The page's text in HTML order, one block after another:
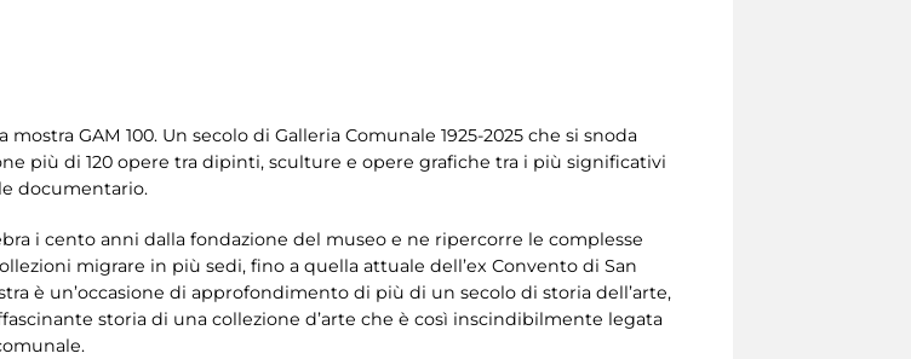
GAM 100. Un secolo di Galleria Comunale 1925-2025 che si snoda
più di 120 opere tra dipinti, sculture e opere grafiche tra i più significativi
documentario.
i cento anni dalla fondazione del museo e ne ripercorre le complesse
migrare in più sedi, fino a quella attuale dell’ex Convento di San
è un’occasione di approfondimento di più di un secolo di storia dell’arte,
storia di una collezione d’arte che è così inscindibilmente legata